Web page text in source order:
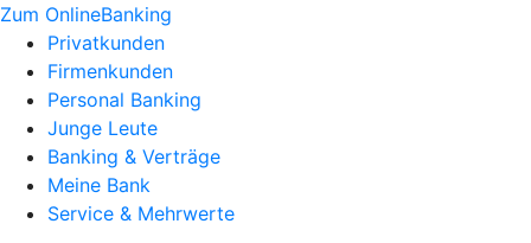
Zum OnlineBanking
Privatkunden
Firmenkunden
Personal Banking
Junge Leute
Banking & Verträge
Meine Bank
Service & Mehrwerte